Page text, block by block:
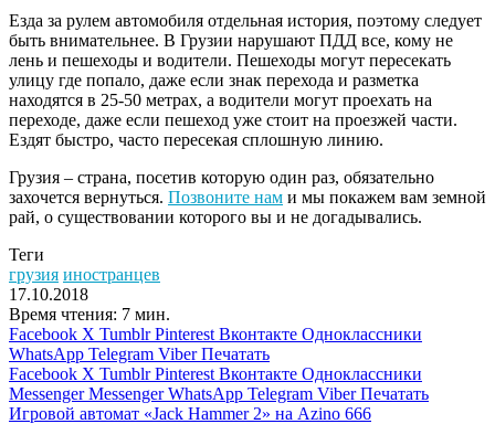
Езда за рулем автомобиля отдельная история, поэтому следует
быть внимательнее. В Грузии нарушают ПДД все, кому не
лень и пешеходы и водители. Пешеходы могут пересекать
улицу где попало, даже если знак перехода и разметка
находятся в 25-50 метрах, а водители могут проехать на
переходе, даже если пешеход уже стоит на проезжей части.
Ездят быстро, часто пересекая сплошную линию.
Грузия – страна, посетив которую один раз, обязательно
захочется вернуться. Позвоните нам и мы покажем вам земной
рай, о существовании которого вы и не догадывались.
Теги
грузия иностранцев
17.10.2018
Время чтения: 7 мин.
Facebook X Tumblr Pinterest Вконтакте Одноклассники
WhatsApp Telegram Viber Печатать
Facebook X Tumblr Pinterest Вконтакте Одноклассники
Messenger Messenger WhatsApp Telegram Viber Печатать
Игровой автомат «Jack Hammer 2» на Azino 666